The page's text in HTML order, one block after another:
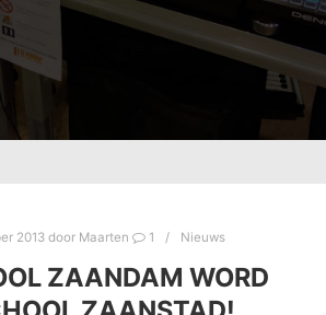
2013 door Maarten 1 Nieuws
ZAANDAM WORD